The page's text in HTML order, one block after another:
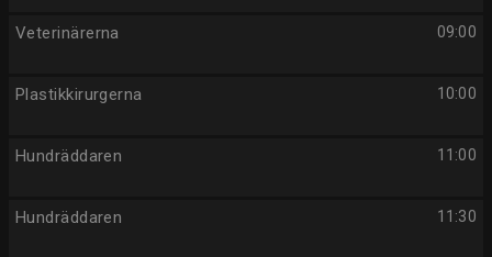
09:00
Veterinärerna
10:00
Plastikkirurgerna
11:00
Hundräddaren
11:30
Hundräddaren